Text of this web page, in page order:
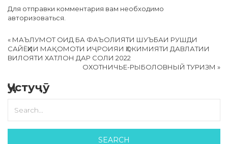
Для отправки комментария вам необходимо
авторизоваться
« МАЪЛУМОТ ОИД БА ФАЪОЛИЯТИ ШУЪБАИ РУШДИ
САЙЁҲИИ МАҚОМОТИ ИҶРОИЯИ ҲОКИМИЯТИ ДАВЛАТИИ
ВИЛОЯТИ ХАТЛОН ДАР СОЛИ 2022
ОХОТНИЧЬЕ-РЫБОЛОВНЫЙ ТУРИЗМ »
Ҷустуҷӯ